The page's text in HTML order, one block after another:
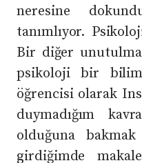
neresine
tanımlıyor.
Bir diğer
psikoloji bir
öğrencisi olarak
duymadığım
olduğuna
girdiğimde